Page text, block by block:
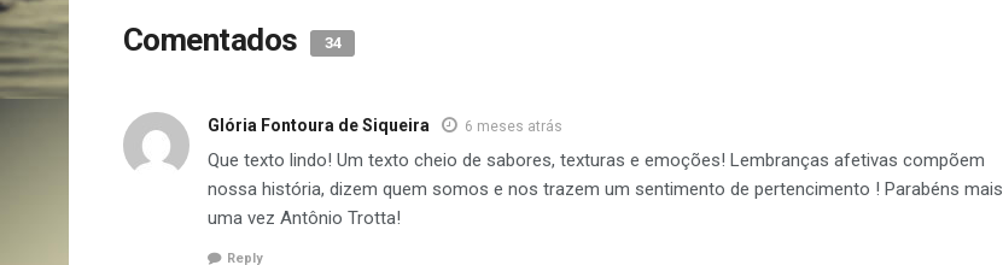
Comentados 34
Glória Fontoura de Siqueira 6 meses atrás
Que texto lindo! Um texto cheio de sabores, texturas e emoções! Lembranças afetivas compõem
nossa história, dizem quem somos e nos trazem um sentimento de pertencimento ! Parabéns mais
uma vez Antônio Trotta!
Reply